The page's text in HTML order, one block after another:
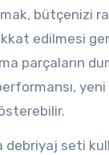
bütçenizi
edilmesi
parçaların
debriyaj seti